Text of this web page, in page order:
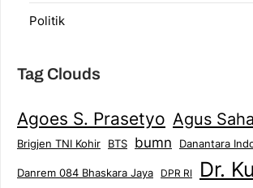
Politik
Tag Clouds
Agoes S. Prasetyo Agus
Brigjen TNI Kohir BTS bumn Danantara
Danrem 084 Bhaskara Jaya DPR RI Dr.